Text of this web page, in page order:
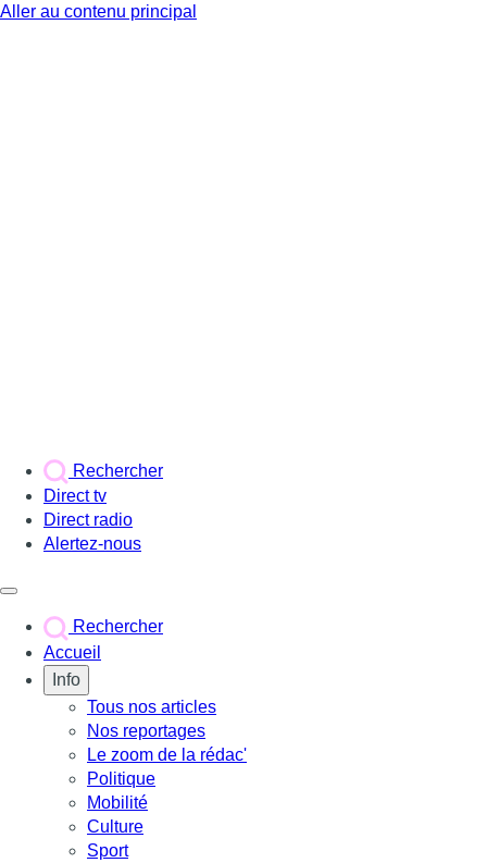
Aller au contenu principal
Rechercher
Direct tv
Direct radio
Alertez-nous
Rechercher
Accueil
Info
Tous nos articles
Nos reportages
Le zoom de la rédac'
Politique
Mobilité
Culture
Sport